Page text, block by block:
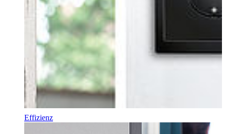
Effizienz